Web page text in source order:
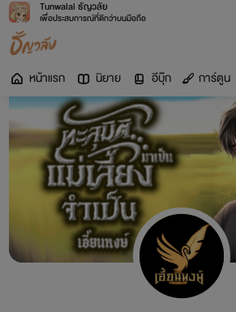
Tunwalai ธัญวลัย
เพื่อประสบการณ์ที่ดีกว่าบนมือถือ
หน้าแรก นิยาย อีบุ๊ก การ์ตูน